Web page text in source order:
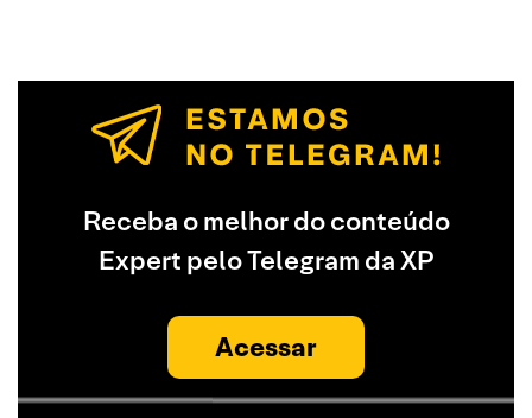
Receba o melhor do conteúdo
Expert pelo Telegram da XP
Acessar